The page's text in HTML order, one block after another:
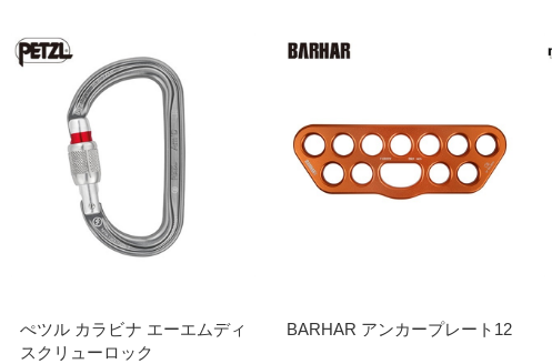
ぺツル カラビナ エーエムディ
スクリューロック
BARHAR アンカープレート12